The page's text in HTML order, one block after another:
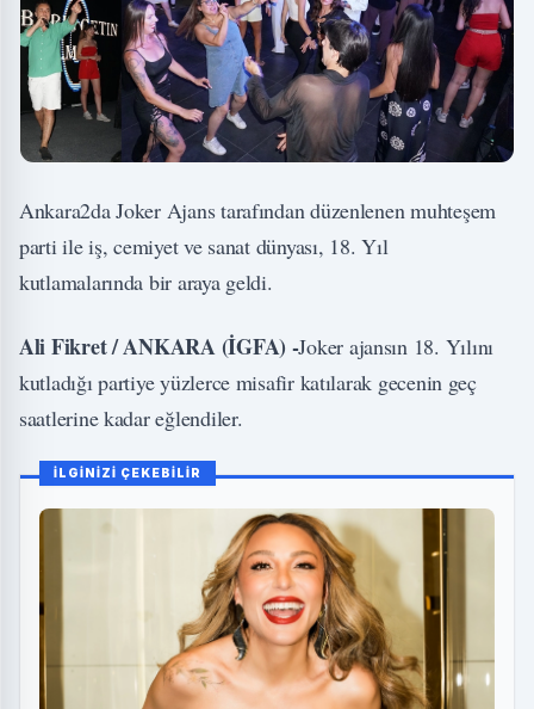
Ankara2da Joker Ajans tarafından düzenlenen muhteşem
parti ile iş, cemiyet ve sanat dünyası, 18. Yıl
kutlamalarında bir araya geldi.
Ali Fikret / ANKARA (İGFA) -Joker ajansın 18. Yılını
kutladığı partiye yüzlerce misafir katılarak gecenin geç
saatlerine kadar eğlendiler.
İLGİNİZİ ÇEKEBİLİR